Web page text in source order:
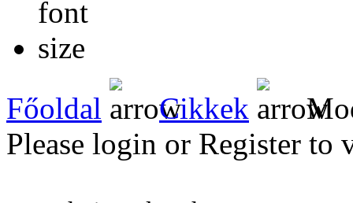
Főoldal Cikkek
Please login or Register to